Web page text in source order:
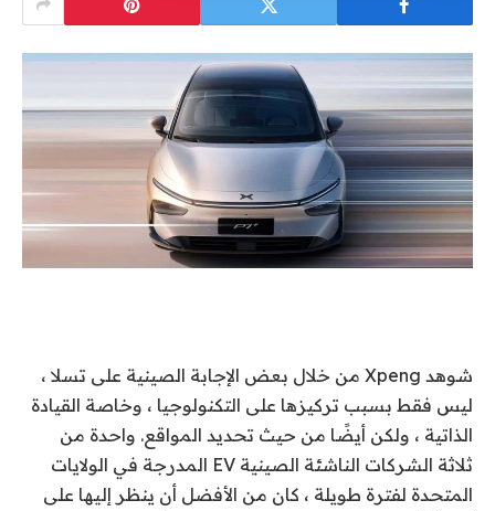
شوهد Xpeng
من خلال بعض الإجابة الصينية على تسلا ،
ليس فقط بسبب تركيزها على التكنولوجيا ، وخاصة القيادة
الذاتية ، ولكن أيضًا من حيث تحديد المواقع. واحدة من
ثلاثة الشركات الناشئة الصينية EV المدرجة في الولايات
المتحدة لفترة طويلة ، كان من الأفضل أن ينظر إليها على